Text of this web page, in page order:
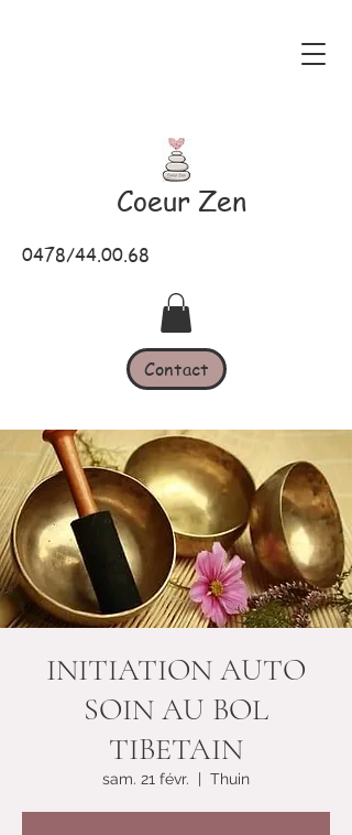
Coeur Zen
0478/44.00.68
Contact
INITIATION AUTO
SOIN AU BOL
TIBETAIN
sam. 21 févr.
  |
Thuin